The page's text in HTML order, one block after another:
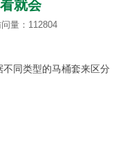
就会
量：112804
同类型的马桶套来区分